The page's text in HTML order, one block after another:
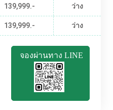
139,999.-
ว่าง
139,999.- ว่าง
จองผ่านทาง LINE